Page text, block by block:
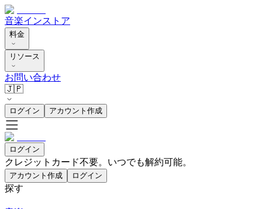
音楽インストア
料金
リソース
お問い合わせ
🇯🇵
ログイン アカウント作成
ログイン
クレジットカード不要。いつでも解約可能。
アカウント作成 ログイン
探す